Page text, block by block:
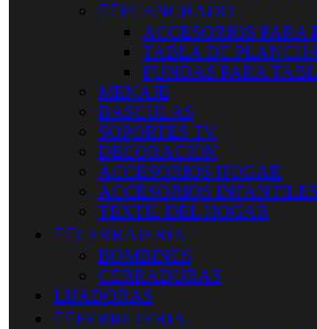
 PLANCHADO
ACCESORIOS PARA
TABLA DE
FUNDAS PARA
MENAJE
BASCULAS
SOPORTES TV
DECORACION
ACCESORIOS HOGAR
ACCESORIOS INFANTILES
TEXTIL DEL HOGAR
 CERRAJERIA
BOMBINES
CERRADURAS
LIJADORAS
 FERRETERIA